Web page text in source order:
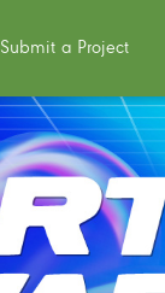
Submit a Project